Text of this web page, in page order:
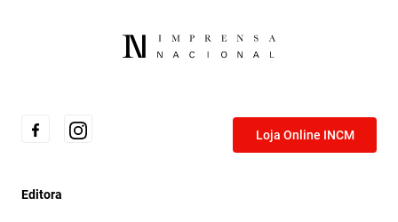
Loja Online INCM
Editora